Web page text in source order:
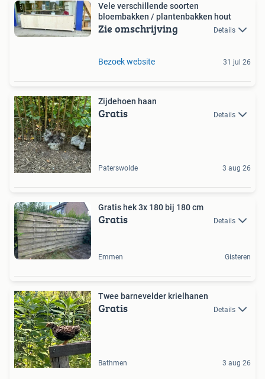
Vele verschillende soorten
bloembakken / plantenbakken hout
Zie omschrijving Details
Bezoek website 31 jul 26
Zijdehoen haan
Gratis Details
Paterswolde 3 aug 26
Gratis hek 3x 180 bij 180 cm
Gratis Details
Emmen Gisteren
Twee barnevelder krielhanen
Gratis Details
Bathmen 3 aug 26